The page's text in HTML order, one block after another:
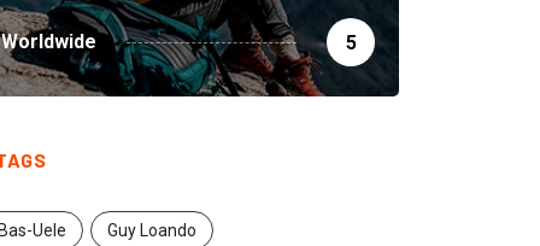
Worldwide 5
Bas-Uele Guy Loando